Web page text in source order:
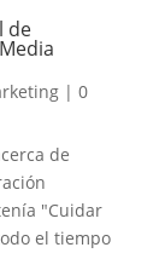
de
| 0
de
"Cuidar
el tiempo